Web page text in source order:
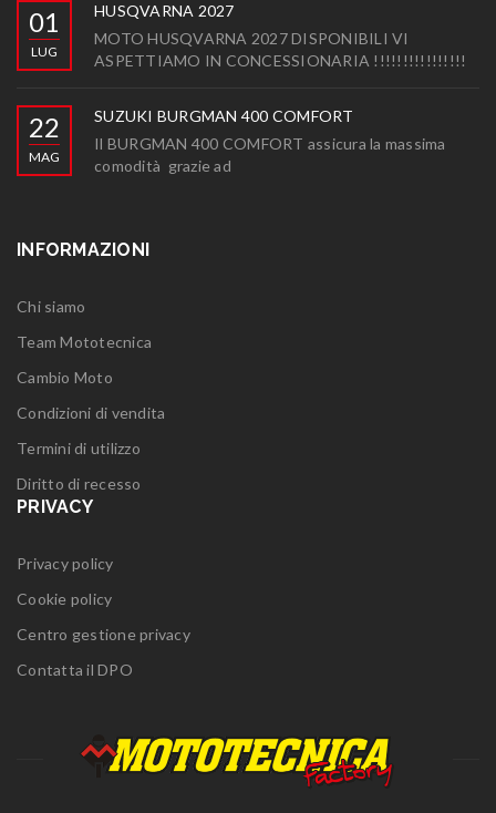
01
LUG
HUSQVARNA 2027
MOTO HUSQVARNA 2027 DISPONIBILI VI
ASPETTIAMO IN CONCESSIONARIA !!!!!!!!!!!!!!!!
22
MAG
SUZUKI BURGMAN 400 COMFORT
Il BURGMAN 400 COMFORT assicura la massima
comodità grazie ad
INFORMAZIONI
Chi siamo
Team Mototecnica
Cambio Moto
Condizioni di vendita
Termini di utilizzo
Diritto di recesso
PRIVACY
Privacy policy
Cookie policy
Centro gestione privacy
Contatta il DPO